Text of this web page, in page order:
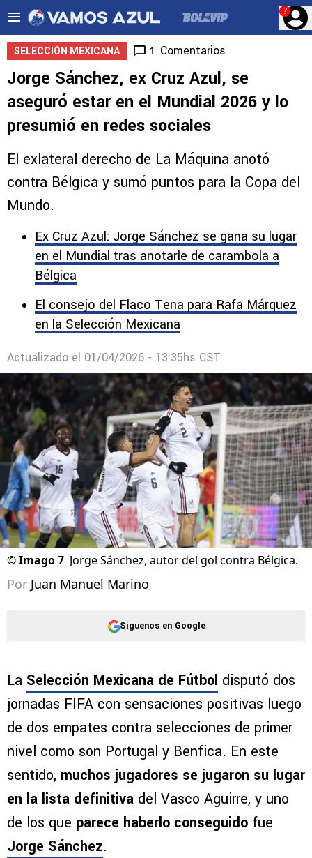
?
SELECCIÓN MEXICANA 1 Comentarios
Jorge Sánchez, ex Cruz Azul, se
aseguró estar en el Mundial 2026 y lo
presumió en redes sociales
El exlateral derecho de La Máquina anotó
contra Bélgica y sumó puntos para la Copa del
Mundo.
Ex Cruz Azul: Jorge Sánchez se gana su lugar
en el Mundial tras anotarle de carambola a
Bélgica
El consejo del Flaco Tena para Rafa Márquez
en la Selección Mexicana
Actualizado el 01/04/2026 - 13:35hs CST
©Imago 7 Jorge Sánchez, autor del gol contra Bélgica.
Por Juan Manuel Marino
Síguenos en Google
La Selección Mexicana de Fútbol disputó dos
jornadas FIFA con sensaciones positivas luego
de dos empates contra selecciones de primer
nivel como son Portugal y Benfica. En este
sentido, muchos jugadores se jugaron su lugar
en la lista definitiva del Vasco Aguirre, y uno
de los que parece haberlo conseguido fue
Jorge Sánchez.